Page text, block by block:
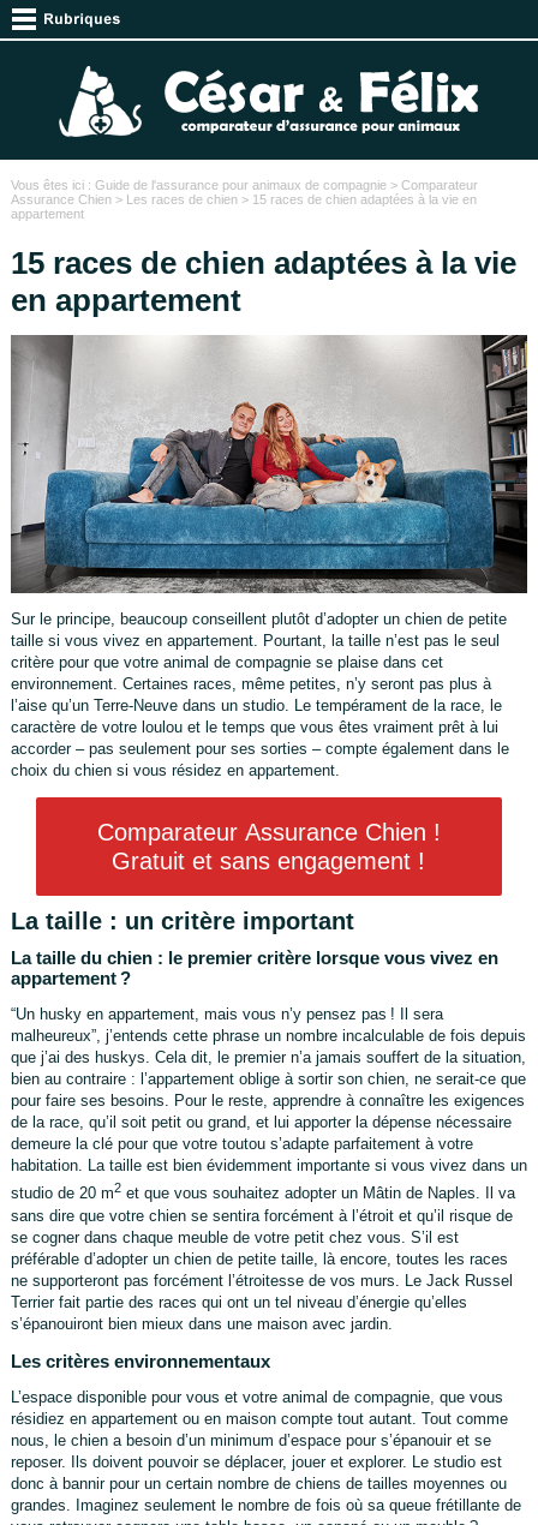
Vous êtes ici : Guide de l'assurance pour animaux de compagnie> Comparateur
Assurance Chien> Les races de chien> 15 races de chien adaptées à la vie en
appartement
15 races de chien adaptées à la vie
en appartement
Sur le principe, beaucoup conseillent plutôt d’adopter un chien de petite
taille si vous vivez en appartement. Pourtant, la taille n’est pas le seul
critère pour que votre animal de compagnie se plaise dans cet
environnement. Certaines races, même petites, n’y seront pas plus à
l’aise qu’un Terre-Neuve dans un studio. Le tempérament de la race, le
caractère de votre loulou et le temps que vous êtes vraiment prêt à lui
accorder – pas seulement pour ses sorties – compte également dans le
choix du chien si vous résidez en appartement.
Comparateur Assurance Chien !
Gratuit et sans engagement !
La taille : un critère important
La taille du chien : le premier critère lorsque vous vivez en
appartement ?
“Un husky en appartement, mais vous n’y pensez pas ! Il sera
malheureux”, j’entends cette phrase un nombre incalculable de fois depuis
que j’ai des huskys. Cela dit, le premier n’a jamais souffert de la situation,
bien au contraire : l’appartement oblige à sortir son chien, ne serait-ce que
pour faire ses besoins. Pour le reste, apprendre à connaître les exigences
de la race, qu’il soit petit ou grand, et lui apporter la dépense nécessaire
demeure la clé pour que votre toutou s’adapte parfaitement à votre
habitation. La taille est bien évidemment importante si vous vivez dans un
studio de 20 m2et que vous souhaitez adopter un Mâtin de Naples. Il va
sans dire que votre chien se sentira forcément à l’étroit et qu’il risque de
se cogner dans chaque meuble de votre petit chez vous. S’il est
préférable d’adopter un chien de petite taille, là encore, toutes les races
ne supporteront pas forcément l’étroitesse de vos murs. Le Jack Russel
Terrier fait partie des races qui ont un tel niveau d’énergie qu’elles
s’épanouiront bien mieux dans une maison avec jardin.
Les critères environnementaux
L’espace disponible pour vous et votre animal de compagnie, que vous
résidiez en appartement ou en maison compte tout autant. Tout comme
nous, le chien a besoin d’un minimum d’espace pour s’épanouir et se
reposer. Ils doivent pouvoir se déplacer, jouer et explorer. Le studio est
donc à bannir pour un certain nombre de chiens de tailles moyennes ou
grandes. Imaginez seulement le nombre de fois où sa queue frétillante de